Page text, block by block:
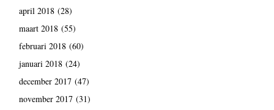
april 2018(28)
maart 2018(55)
februari 2018(60)
januari 2018(24)
december 2017(47)
november 2017(31)